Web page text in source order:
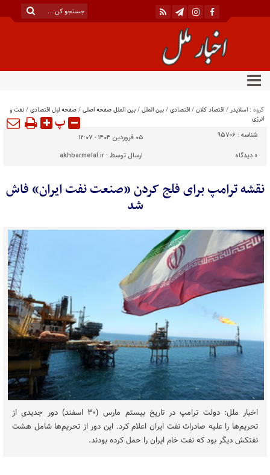
گروه : اسلایدر/اقتصاد کلان/اقتصادی/بین الملل/بین الملل صفحه اصلی/صفحه اول اقتصادی/نفت و
انرژی
پ
شناسه : 95706
۰۵ فروردین ۱۴۰۴ - ۱۲:۰۷
0 دیدگاه ارسال توسط :akhbarmelal.ir
نقشه ترامپ برای فلج کردن «صنعت نفت ایران» فاش
شد
اخبار ملل: دولت ترامپ در تاریخ بیستم مارس (۳۰ اسفند) دور جدیدی از
تحریم‌ها را علیه صادرات نفت ایران اعلام کرد. این دور از تحریم‌ها شامل هشت
نفتکش دیگر بود که نفت خام ایران را حمل کرده بودند.